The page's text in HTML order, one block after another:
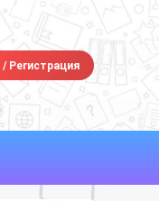
/Регистрация